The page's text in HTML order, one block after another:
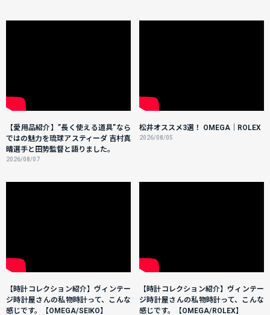
【愛用品紹介】”長く使える道具”なら
ではの魅力を琉球アスティーダ 吉村真
晴選手と田㔟監督と語りました。
2026/08/07
松井オススメ3選！ OMEGA｜ROLEX
2026/08/05
【時計コレクション紹介】ヴィンテー
ジ時計屋さんの私物時計って、こんな
感じです。【OMEGA/SEIKO】
【時計コレクション紹介】ヴィンテー
ジ時計屋さんの私物時計って、こんな
感じです。【OMEGA/ROLEX】